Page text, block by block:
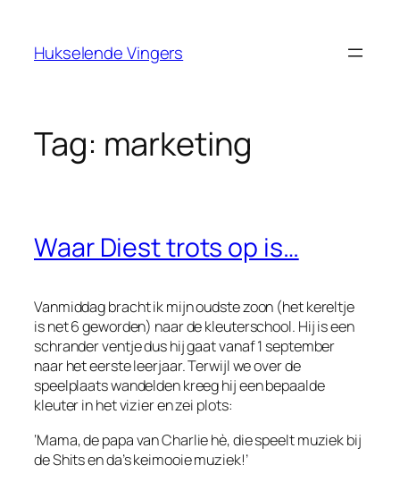
Hukselende Vingers
Tag: marketing
Waar Diest trots op is…
Vanmiddag bracht ik mijn oudste zoon (het kereltje
is net 6 geworden) naar de kleuterschool. Hij is een
schrander ventje dus hij gaat vanaf 1 september
naar het eerste leerjaar. Terwijl we over de
speelplaats wandelden kreeg hij een bepaalde
kleuter in het vizier en zei plots:
‘Mama, de papa van Charlie hè, die speelt muziek bij
de Shits en da’s keimooie muziek!’